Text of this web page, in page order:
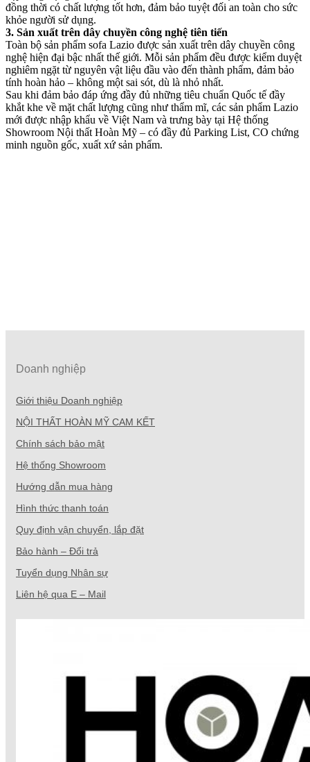
đồng thời có chất lượng tốt hơn, đảm bảo tuyệt đối an toàn cho sức
khỏe người sử dụng.
3. Sản xuất trên dây chuyền công nghệ tiên tiến
Toàn bộ sản phẩm sofa Lazio được sản xuất trên dây chuyền công
nghệ hiện đại bậc nhất thế giới. Mỗi sản phẩm đều được kiểm duyệt
nghiêm ngặt từ nguyên vật liệu đầu vào đến thành phẩm, đảm bảo
tính hoàn hảo – không một sai sót, dù là nhỏ nhất.
Sau khi đảm bảo đáp ứng đầy đủ những tiêu chuẩn Quốc tế đầy
khắt khe về mặt chất lượng cũng như thẩm mĩ, các sản phẩm Lazio
mới được nhập khẩu về Việt Nam và trưng bày tại Hệ thống
Showroom Nội thất Hoàn Mỹ – có đầy đủ Parking List, CO chứng
minh nguồn gốc, xuất xứ sản phẩm.
Doanh nghiệp
Giới thiệu Doanh nghiệp
NỘI THẤT HOÀN MỸ CAM KẾT
Chính sách bảo mật
Hệ thống Showroom
Hướng dẫn mua hàng
Hình thức thanh toán
Quy định vận chuyển, lắp đặt
Bảo hành – Đổi trả
Tuyển dụng Nhân sự
Liên hệ qua E – Mail